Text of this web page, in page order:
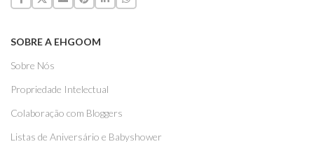
SOBRE A EHGOOM
Sobre Nós
Propriedade Intelectual
Colaboração com Bloggers
Listas de Aniversário e Babyshower